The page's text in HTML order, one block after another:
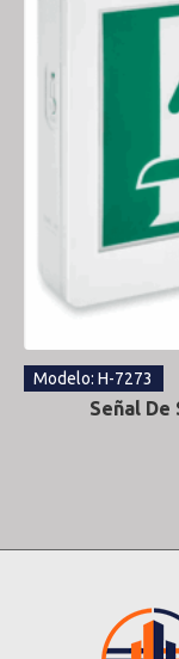
Modelo: H-7273
Señal De